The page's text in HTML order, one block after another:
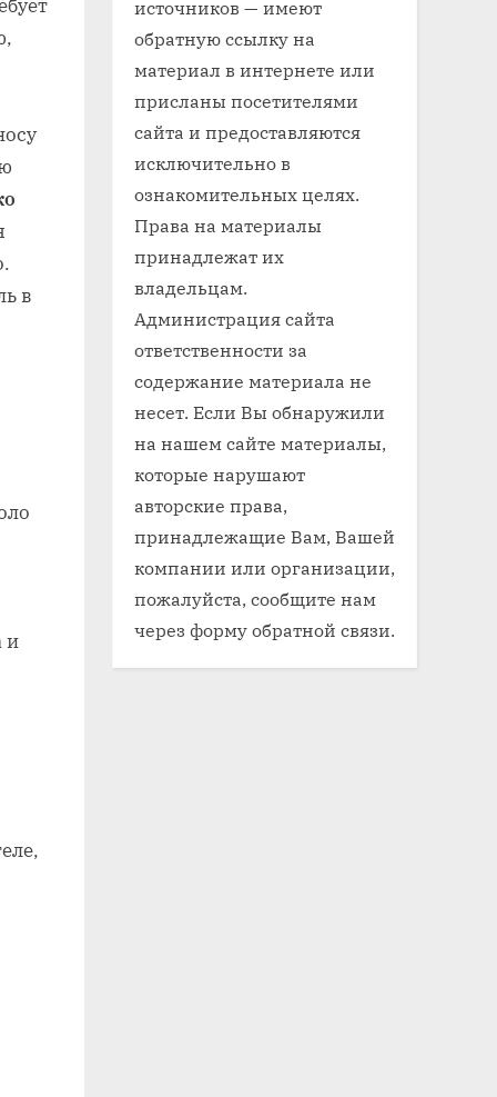
в
и
источников — имеют
обратную ссылку на
материал в интернете или
присланы посетителями
сайта и предоставляются
исключительно в
ознакомительных целях.
Права на материалы
принадлежат их
владельцам.
Администрация сайта
ответственности за
содержание материала не
несет. Если Вы обнаружили
на нашем сайте материалы,
которые нарушают
авторские права,
принадлежащие Вам, Вашей
компании или организации,
пожалуйста, сообщите нам
через форму обратной связи.